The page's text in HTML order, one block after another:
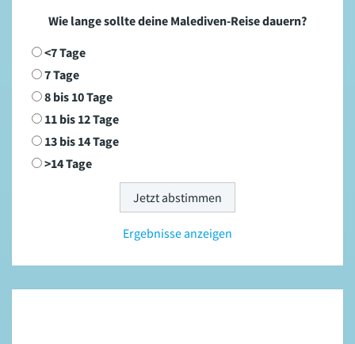
Wie lange sollte deine Malediven-Reise dauern?
<7 Tage
7 Tage
8 bis 10 Tage
11 bis 12 Tage
13 bis 14 Tage
>14 Tage
Ergebnisse anzeigen